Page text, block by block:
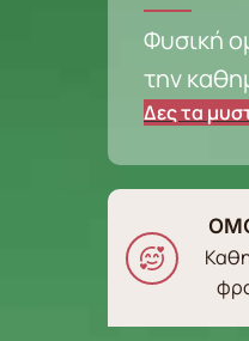
Φυσική
την
Δες τα